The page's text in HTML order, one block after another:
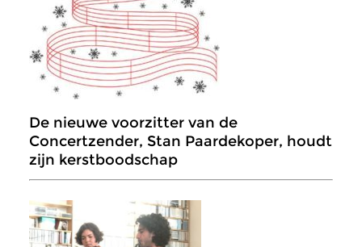
De nieuwe voorzitter van de
Concertzender, Stan Paardekoper, houdt
zijn kerstboodschap